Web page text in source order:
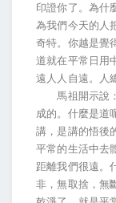
印證你了。為什
為我們今天的人
奇特。你越是覺
道就在平常日用
遠人人自遠。人
馬祖開示說：
成的。什麼是道
講，是講的悟後
平常的生活中去
距離我們很遠。
非，無取捨，無